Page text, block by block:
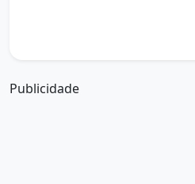
Publicidade